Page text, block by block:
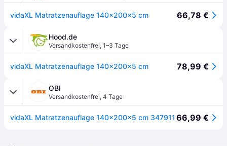
vidaXL Matratzenauflage 140x200x5 cm 66,78 €
Hood.de
Versandkostenfrei, 1–3 Tage
vidaXL Matratzenauflage 140x200x5 cm 78,99 €
OBI
Versandkostenfrei, 4 Tage
vidaXL Matratzenauflage 140x200x5 cm 347911 66,99 €